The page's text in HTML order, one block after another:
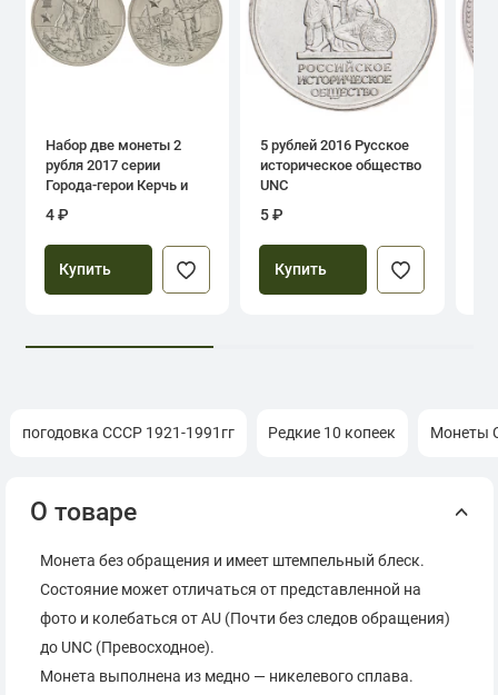
Набор две монеты 2
рубля 2017 серии
Города-герои Керчь и
Севастополь
4 ₽
Купить
5 рублей 2016 Русское
историческое общество
UNC
5 ₽
Купить
погодовка СССР 1921-1991гг Редкие 10 копеек Монеты
О товаре
Монета без обращения и имеет штемпельный блеск.
Состояние может отличаться от представленной на
фото и колебаться от AU (Почти без следов обращения)
до UNC (Превосходное).
Монета выполнена из медно — никелевого сплава.